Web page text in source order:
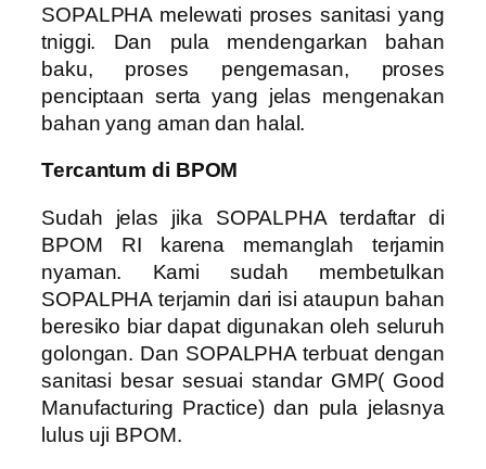
SOPALPHA melewati proses sanitasi yang
tniggi. Dan pula mendengarkan bahan
baku, proses pengemasan, proses
penciptaan serta yang jelas mengenakan
bahan yang aman dan halal.
Tercantum di BPOM
Sudah jelas jika SOPALPHA terdaftar di
BPOM RI karena memanglah terjamin
nyaman. Kami sudah membetulkan
SOPALPHA terjamin dari isi ataupun bahan
beresiko biar dapat digunakan oleh seluruh
golongan. Dan SOPALPHA terbuat dengan
sanitasi besar sesuai standar GMP( Good
Manufacturing Practice) dan pula jelasnya
lulus uji BPOM.